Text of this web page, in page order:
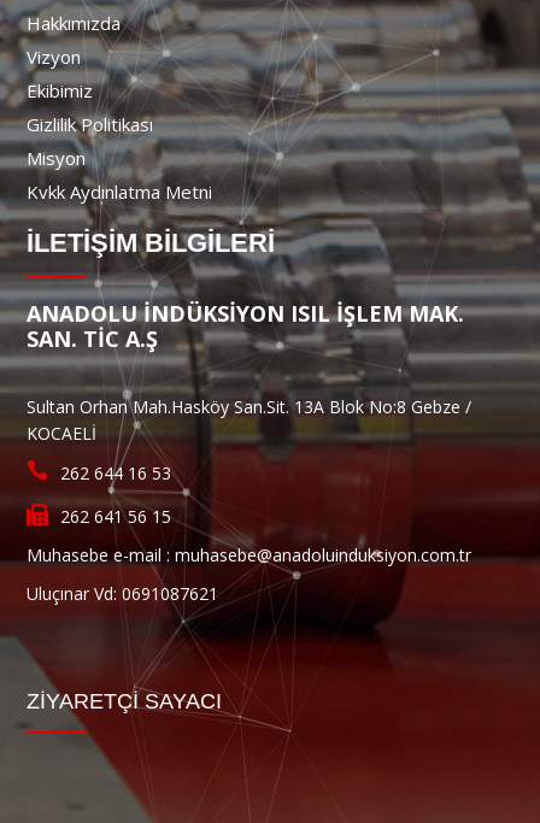
Hakkımızda
Vizyon
Ekibimiz
Gizlilik Politikası
Misyon
Kvkk Aydınlatma Metni
İLETİŞİM BİLGİLERİ
ANADOLU İNDÜKSİYON ISIL İŞLEM MAK.
SAN. TİC A.Ş
Sultan Orhan Mah.Hasköy San.Sit. 13A Blok No:8 Gebze /
KOCAELİ
262 644 16 53
262 641 56 15
Muhasebe e-mail : muhasebe@anadoluinduksiyon.com.tr
Uluçınar Vd: 0691087621
ZIYARETÇI SAYACI